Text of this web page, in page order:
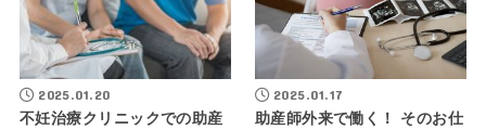
2025.01.20
不妊治療クリニックでの助産
2025.01.17
助産師外来で働く！ そのお仕